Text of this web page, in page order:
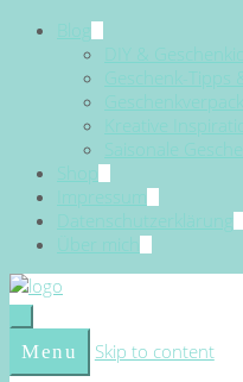
Blog
DIY &
Geschenk-Tipps
Kreative
Saisonale
Shop
Impressum
Datenschutzerklärung
Über mich
Menu Skip to content